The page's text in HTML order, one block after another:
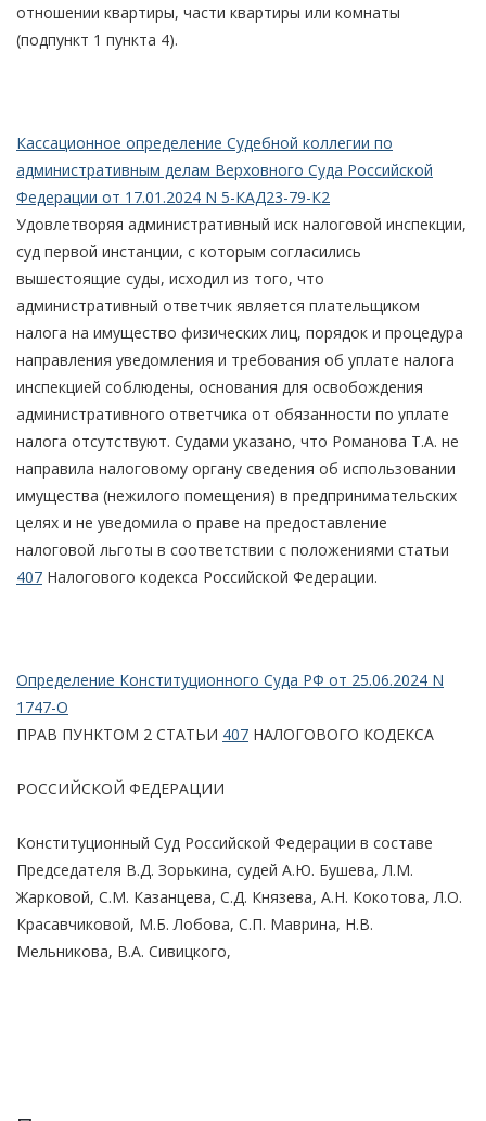
отношении квартиры, части квартиры или комнаты
(подпункт 1 пункта 4).
Кассационное определение Судебной коллегии по
административным делам Верховного Суда Российской
Федерации от 17.01.2024 N 5-КАД23-79-К2
Удовлетворяя административный иск налоговой инспекции,
суд первой инстанции, с которым согласились
вышестоящие суды, исходил из того, что
административный ответчик является плательщиком
налога на имущество физических лиц, порядок и процедура
направления уведомления и требования об уплате налога
инспекцией соблюдены, основания для освобождения
административного ответчика от обязанности по уплате
налога отсутствуют. Судами указано, что Романова Т.А. не
направила налоговому органу сведения об использовании
имущества (нежилого помещения) в предпринимательских
целях и не уведомила о праве на предоставление
налоговой льготы в соответствии с положениями статьи
407 Налогового кодекса Российской Федерации.
Определение Конституционного Суда РФ от 25.06.2024 N
1747-О
ПРАВ ПУНКТОМ 2 СТАТЬИ 407 НАЛОГОВОГО КОДЕКСА
РОССИЙСКОЙ ФЕДЕРАЦИИ
Конституционный Суд Российской Федерации в составе
Председателя В.Д. Зорькина, судей А.Ю. Бушева, Л.М.
Жарковой, С.М. Казанцева, С.Д. Князева, А.Н. Кокотова, Л.О.
Красавчиковой, М.Б. Лобова, С.П. Маврина, Н.В.
Мельникова, В.А. Сивицкого,